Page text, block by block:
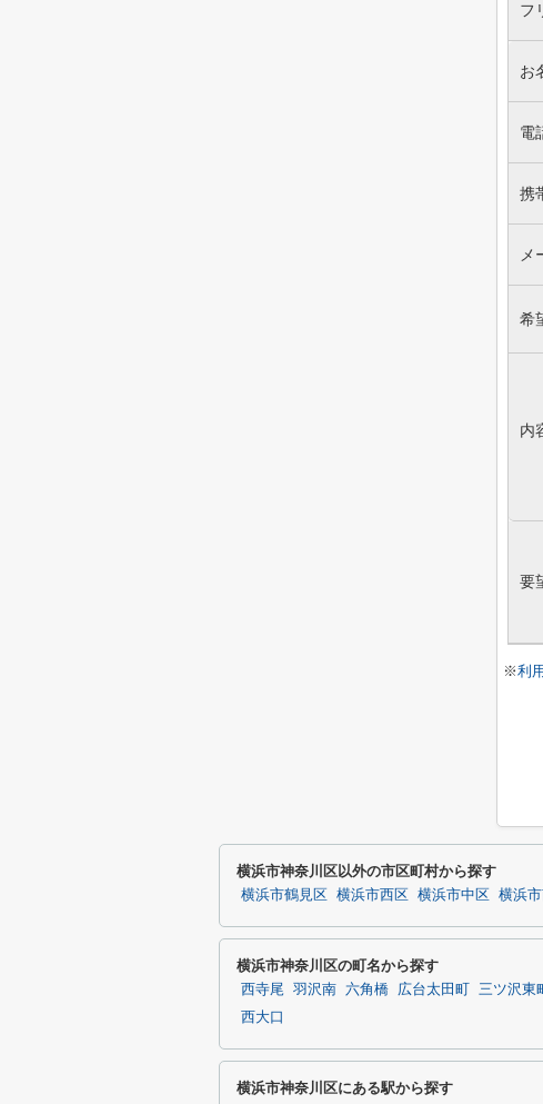
フ
お
電
携
メ
希
内
要
※利
横浜市神奈川区以外の市区町村から探す
横浜市鶴見区 横浜市西区 横浜市中区 横浜
横浜市神奈川区の町名から探す
西寺尾 羽沢南 六角橋 広台太田町 三ツ沢東町
西大口
横浜市神奈川区にある駅から探す